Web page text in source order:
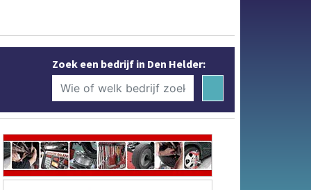
Zoek een bedrijf in Den Helder: